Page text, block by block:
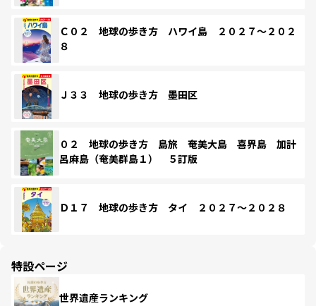
Ｃ０２ 地球の歩き方 ハワイ島 ２０２７～２０２
８
Ｊ３３ 地球の歩き方 墨田区
０２ 地球の歩き方 島旅 奄美大島 喜界島 加計
呂麻島（奄美群島１） ５訂版
Ｄ１７ 地球の歩き方 タイ ２０２７～２０２８
特設ページ
世界遺産ランキング